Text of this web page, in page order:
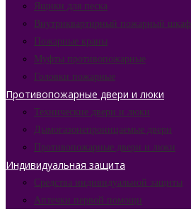
Ящики для песка
Внутриквартирный пожарный шкаф
Пожарные краны
Муфты противопожарные
Головки пожарные
Противопожарные двери и люки
Технические двери и люки
Дымогазонепроницаемые двери
Противопожарные двери и люки
Индивидуальная защита
Средства индивидуальной защиты
Аптечки первой помощи